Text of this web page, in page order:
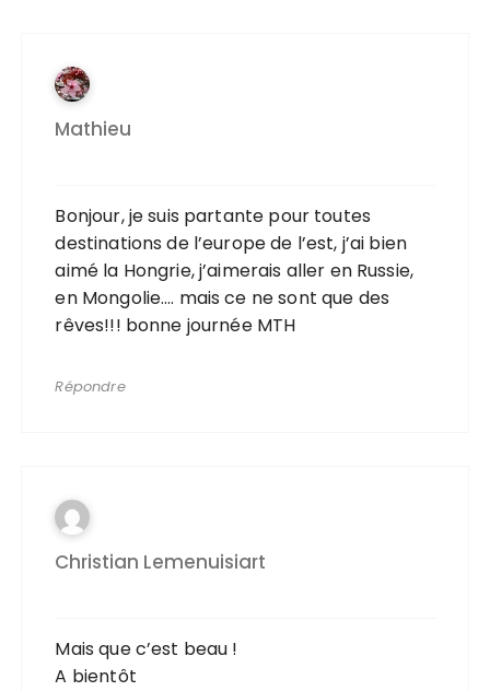
Mathieu
Bonjour, je suis partante pour toutes
destinations de l’europe de l’est, j’ai bien
aimé la Hongrie, j’aimerais aller en Russie,
en Mongolie…. mais ce ne sont que des
rêves!!! bonne journée MTH
Répondre
Christian Lemenuisiart
Mais que c’est beau !
A bientôt